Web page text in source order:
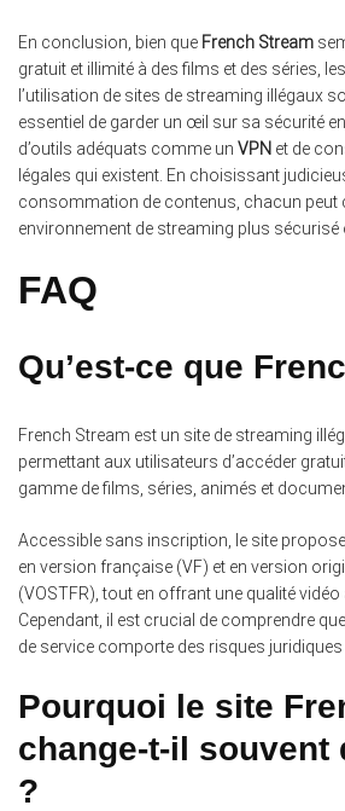
En conclusion, bien que French Stream
gratuit et illimité à des films et des séries,
l’utilisation de sites de streaming illégaux
essentiel de garder un œil sur sa sécurité
d’outils adéquats comme un VPN et de
légales qui existent. En choisissant
consommation de contenus, chacun peut
environnement de streaming plus sécurisé
FAQ
Qu’est-ce que
French Stream est un site de streaming
permettant aux utilisateurs d’accéder
gamme de films, séries, animés et
Accessible sans inscription, le site
en version française (VF) et en version
(VOSTFR), tout en offrant une qualité vidéo
Cependant, il est crucial de comprendre
de service comporte des risques juridiques
Pourquoi le site
change-t-il souvent
?